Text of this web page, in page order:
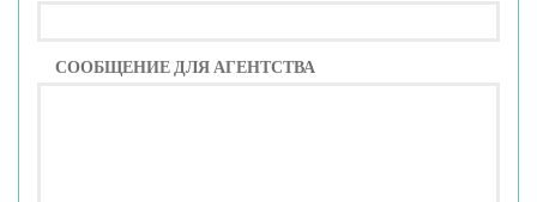
СООБЩЕНИЕ ДЛЯ АГЕНТСТВА